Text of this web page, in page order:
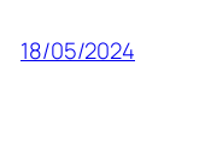
18/05/2024